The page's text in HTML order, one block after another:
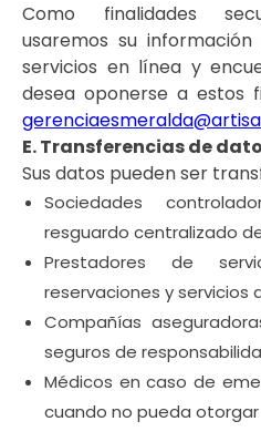
Como finalidades
usaremos su
servicios en línea y
desea oponerse a estos
E. Transferencias de
Sus datos pueden ser
Sociedades
resguardo centralizado
Prestadores de
reservaciones y servicios
Compañías
seguros de
Médicos en caso de
cuando no pueda